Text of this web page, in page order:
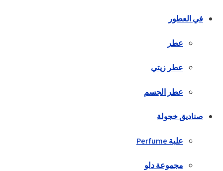
في العطور
عطر
عطر زيتي
عطر الجسم
صناديق خجولة
علية Perfume
مجموعة دلو